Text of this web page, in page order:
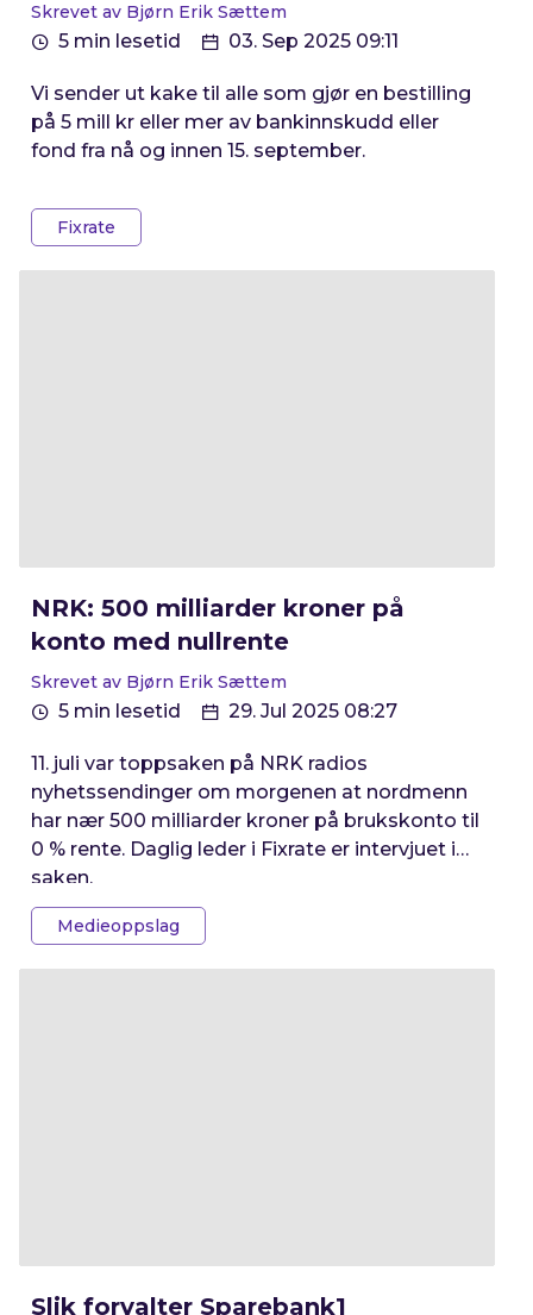
Skrevet av Bjørn Erik Sættem
5 min lesetid 03. Sep 2025 09:11
Vi sender ut kake til alle som gjør en bestilling
på 5 mill kr eller mer av bankinnskudd eller
fond fra nå og innen 15. september.
Fixrate
NRK: 500 milliarder kroner på
konto med nullrente
Skrevet av Bjørn Erik Sættem
5 min lesetid 29. Jul 2025 08:27
11. juli var toppsaken på NRK radios
nyhetssendinger om morgenen at nordmenn
har nær 500 milliarder kroner på brukskonto til
0 % rente. Daglig leder i Fixrate er intervjuet i
saken.
Medieoppslag
Slik forvalter Sparebank1